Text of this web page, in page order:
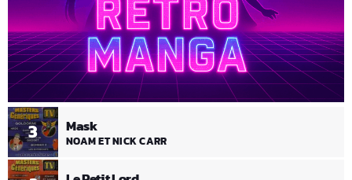
3 Mask
NOAM ET NICK CARR